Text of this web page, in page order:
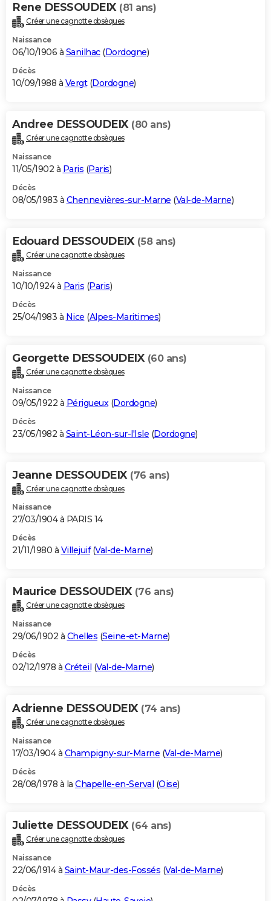
Rene DESSOUDEIX (81 ans)
Créer une cagnotte obsèques
Naissance
06/10/1906 à Sanilhac(Dordogne)
Décès
10/09/1988 à Vergt(Dordogne)
Andree DESSOUDEIX (80 ans)
Créer une cagnotte obsèques
Naissance
11/05/1902 à Paris (Paris)
Décès
08/05/1983 à Chennevières-sur-Marne (Val-de-Marne)
Edouard DESSOUDEIX (58 ans)
Créer une cagnotte obsèques
Naissance
10/10/1924 à Paris (Paris)
Décès
25/04/1983 à Nice (Alpes-Maritimes)
Georgette DESSOUDEIX (60 ans)
Créer une cagnotte obsèques
Naissance
09/05/1922 à Périgueux (Dordogne)
Décès
23/05/1982 à Saint-Léon-sur-l'Isle (Dordogne)
Jeanne DESSOUDEIX (76 ans)
Créer une cagnotte obsèques
Naissance
27/03/1904 à PARIS 14
Décès
21/11/1980 à Villejuif(Val-de-Marne)
Maurice DESSOUDEIX (76 ans)
Créer une cagnotte obsèques
Naissance
29/06/1902 à Chelles (Seine-et-Marne)
Décès
02/12/1978 à Créteil (Val-de-Marne)
Adrienne DESSOUDEIX (74 ans)
Créer une cagnotte obsèques
Naissance
17/03/1904 à Champigny-sur-Marne (Val-de-Marne)
Décès
28/08/1978 à la Chapelle-en-Serval (Oise)
Juliette DESSOUDEIX (64 ans)
Créer une cagnotte obsèques
Naissance
22/06/1914 à Saint-Maur-des-Fossés (Val-de-Marne)
Décès